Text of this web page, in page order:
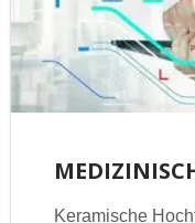
Keramische